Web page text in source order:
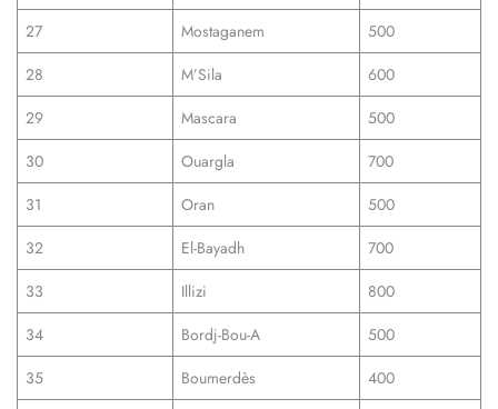
27
Mostaganem
500
28
M’Sila
600
29
Mascara
500
30
Ouargla
700
31
Oran
500
32
El-Bayadh
700
33
Illizi
800
34
Bordj-Bou-A
500
35
Boumerdès
400